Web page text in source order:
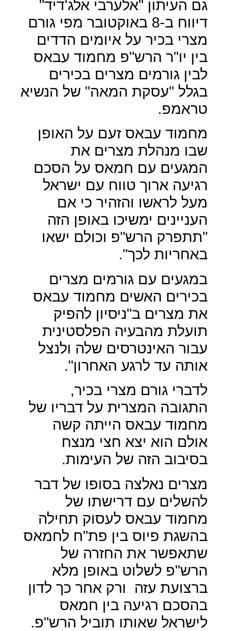
גם העיתון "אלערבי אלג'דיד"
דיווח ב-8 באוקטובר מפי גורם
מצרי בכיר על איומים הדדים
בין יו"ר הרש"פ מחמוד עבאס
לבין גורמים מצרים בכירים
בגלל "עסקת המאה" של הנשיא
טראמפ.
מחמוד עבאס זעם על האופן
שבו מנהלת מצרים את
המגעים עם חמאס על הסכם
רגיעה ארוך טווח עם ישראל
מעל לראשו והזהיר כי אם
העניינים ימשיכו באופן הזה
"תתפרק הרש"פ וכולם ישאו
באחריות לכך".
במגעים עם גורמים מצרים
בכירים האשים מחמוד עבאס
את מצרים ב"ניסיון להפיק
תועלת מהבעיה הפלסטינית
עבור האינטרסים שלה ולנצל
אותה עד לרגע האחרון".
לדברי גורם מצרי בכיר,
התגובה המצרית על דבריו של
מחמוד עבאס הייתה קשה
אולם הוא יצא חצי מנצח
בסיבוב הזה של העימות.
מצרים נאלצה בסופו של דבר
להשלים עם דרישתו של
מחמוד עבאס לעסוק תחילה
בהשגת פיוס בין פת"ח לחמאס
שתאפשר את החזרה של
הרש"פ לשלוט באופן מלא
ברצועת עזה
ורק אחר כך לדון
בהסכם רגיעה בין חמאס
לישראל שאותו תוביל הרש"פ.